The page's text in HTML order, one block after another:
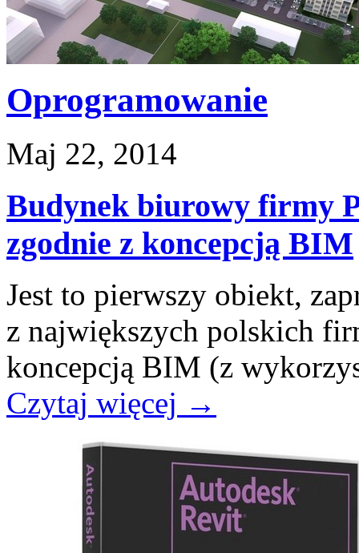
Oprogramowanie
Maj 22, 2014
Budynek biurowy firmy
zgodnie z koncepcją BIM
Jest to pierwszy obiekt,
z największych polskich
koncepcją BIM (z
Czytaj więcej →